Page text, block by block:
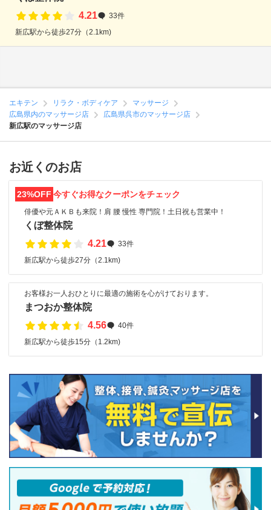
4.21
33件
新広駅から徒歩27分（2.1km)
エキテン リラク・ボディケア
マッサージ
広島県内のマッサージ店
広島県呉市のマッサージ店
新広駅のマッサージ店
お近くのお店
23%OFF 今すぐお得なクーポンをチェック
俳優や元ＡＫＢも来院！肩 腰 慢性 専門院！土日祝も営業中！
くぼ整体院
4.21
33件
新広駅から徒歩27分（2.1km)
お客様お一人おひとりに最適の施術を心がけております。
まつおか整体院
4.56
40件
新広駅から徒歩15分（1.2km)